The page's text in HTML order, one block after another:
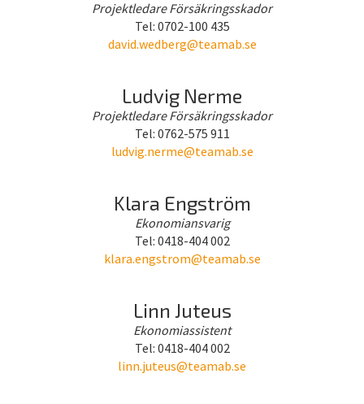
Projektledare Försäkringsskador
Tel: 0702-100 435
david.wedberg@teamab.se
Ludvig Nerme
Projektledare Försäkringsskador
Tel: 0762-575 911
ludvig.nerme@teamab.se
Klara Engström
Ekonomiansvarig
Tel: 0418-404 002
klara.engstrom@teamab.se
Linn Juteus
Ekonomiassistent
Tel: 0418-404 002
linn.juteus@teamab.se